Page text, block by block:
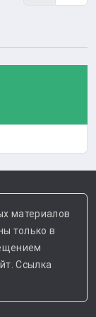
материалов
только в
Ссылка